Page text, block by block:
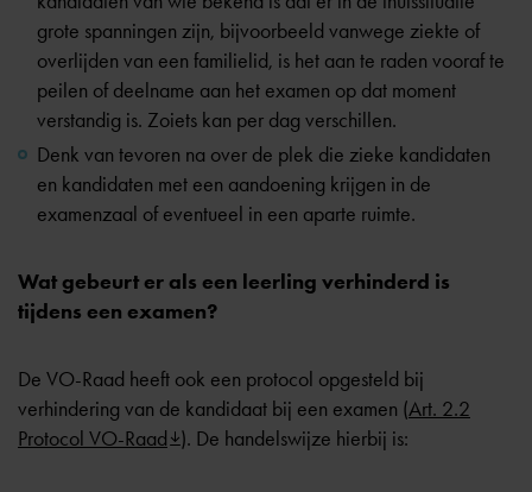
grote spanningen zijn, bijvoorbeeld vanwege ziekte of
overlijden van een familielid, is het aan te raden vooraf te
peilen of deelname aan het examen op dat moment
verstandig is. Zoiets kan per dag verschillen.
Denk van tevoren na over de plek die zieke kandidaten
en kandidaten met een aandoening krijgen in de
examenzaal of eventueel in een aparte ruimte.
Wat gebeurt er als een leerling verhinderd is
tijdens een examen?
De VO-Raad heeft ook een protocol opgesteld bij
verhindering van de kandidaat bij een examen (Art. 2.2
Protocol VO-Raad ). De handelswijze hierbij is: